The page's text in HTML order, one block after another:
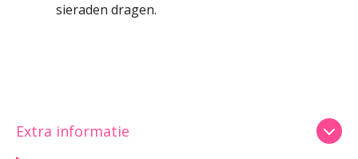
sieraden dragen.
Extra informatie